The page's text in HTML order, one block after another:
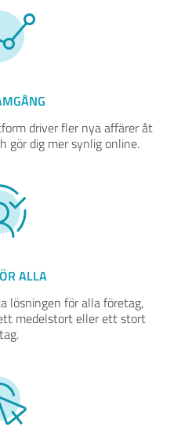
driver fler nya affärer åt
gör dig mer synlig online.
ALLA
lösningen för alla företag,
medelstort eller ett stort